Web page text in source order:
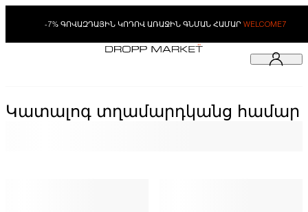
-7% ԳՈՎԱԶԴԱՅԻՆ ԿՈԴՈՎ ԱՌԱՋԻՆ ԳՆՄԱՆ ՀԱՄԱՐ WELCOME7
Կատալոգ տղամարդկանց համար